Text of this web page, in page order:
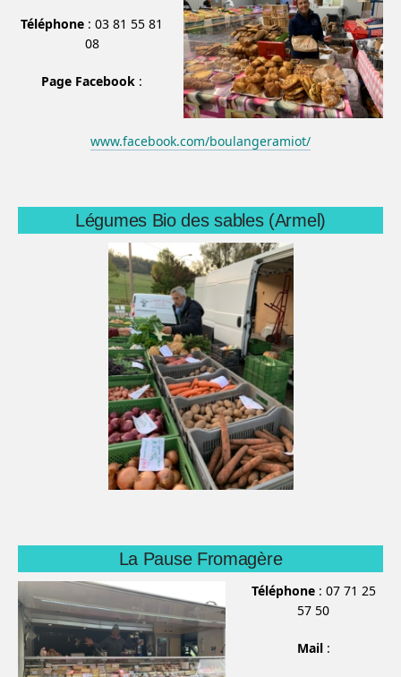
Téléphone : 03 81 55 81
08
Page Facebook :
www.facebook.com/boulangeramiot/
Légumes Bio des sables (Armel)
La Pause Fromagère
Téléphone: 07 71 25
57 50
Mail: